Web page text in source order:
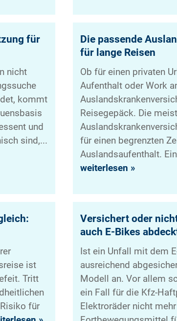
für
nicht
kommt
und
sind,...
Die passende
für lange Reisen
Ob für einen privaten
Aufenthalt oder Work
Reisegepäck. Die
für einen begrenzten
Auslandsaufenthalt.
weiterlesen »
ist
Tritt
für
Versichert oder
auch E-Bikes
Ist ein Unfall mit dem
ausreichend
Modell an. Vor allem
ein Fall für die Kfz-
Elektroräder nicht